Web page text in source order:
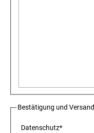
Bestätigung und Versand
Datenschutz*